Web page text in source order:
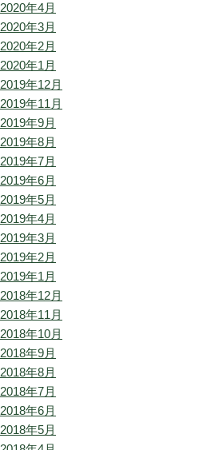
2020年4月
2020年3月
2020年2月
2020年1月
2019年12月
2019年11月
2019年9月
2019年8月
2019年7月
2019年6月
2019年5月
2019年4月
2019年3月
2019年2月
2019年1月
2018年12月
2018年11月
2018年10月
2018年9月
2018年8月
2018年7月
2018年6月
2018年5月